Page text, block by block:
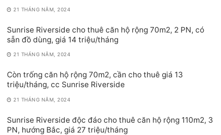
21 THÁNG NĂM, 2024
Sunrise Riverside cho thuê căn hộ rộng 70m2, 2 PN, có
sẵn đồ dùng, giá 14 triệu/tháng
21 THÁNG NĂM, 2024
Còn trống căn hộ rộng 70m2, cần cho thuê giá 13
triệu/tháng, cc Sunrise Riverside
21 THÁNG NĂM, 2024
Sunrise Riverside độc đáo cho thuê căn hộ rộng 110m2, 3
PN, hướng Bắc, giá 27 triệu/tháng